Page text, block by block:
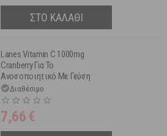
ΣΤΟ ΚΑΛΑΘΙ
Lanes Vitamin C 1000mg
Cranberry Για Το
Ανοσοποιητικό Με Γεύση
Κράνμπερι, Κεράσι, Σταφύλι 20
Αναβράζουσες Ταμπλέτες
Διαθέσιμο
7,66 €